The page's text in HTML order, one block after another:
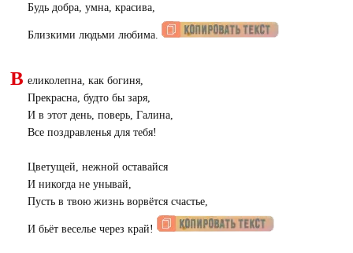
Будь добра, умна, красива,
Близкими людьми любима.
В еликолепна, как богиня,
Прекрасна, будто бы заря,
И в этот день, поверь, Галина,
Все поздравленья для тебя!
Цветущей, нежной оставайся
И никогда не унывай,
Пусть в твою жизнь ворвётся счастье,
И бьёт веселье через край!